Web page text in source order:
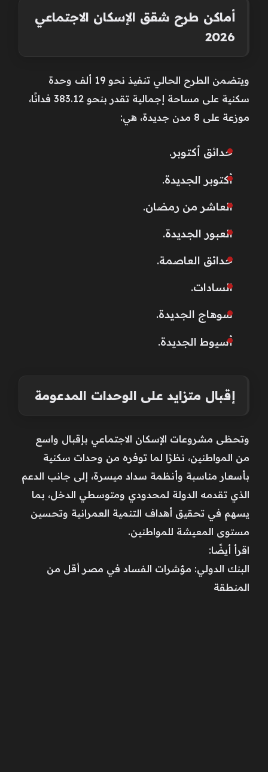
أماكن طرح شقق الإسكان الاجتماعي
2026
ويتضمن الطرح الحالي تنفيذ نحو 19 ألف وحدة
سكنية على مساحة إجمالية تقدر بنحو 383.12 فدانًا،
موزعة على 8 مدن جديدة، هي:
حدائق أكتوبر.
أكتوبر الجديدة.
العاشر من رمضان.
العبور الجديدة.
حدائق العاصمة.
السادات.
سوهاج الجديدة.
أسيوط الجديدة.
إقبال متزايد على الوحدات المدعومة
وتحظى مشروعات الإسكان الاجتماعي بإقبال واسع
من المواطنين، نظرًا لما توفره من وحدات سكنية
بأسعار مناسبة وأنظمة سداد ميسرة، إلى جانب الدعم
الذي تقدمه الدولة لمحدودي ومتوسطي الدخل، بما
يسهم في تحقيق أهداف التنمية العمرانية وتحسين
مستوى المعيشة للمواطنين.
اقرأ أيضًا:
البنك الدولي: مؤشرات الفساد في مصر أقل من
المنطقة